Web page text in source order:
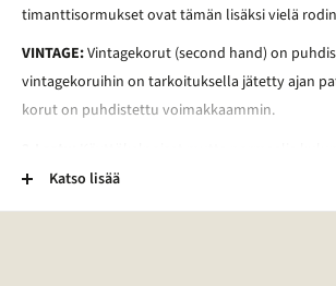
timanttisormukset ovat tämän lisäksi vielä
VINTAGE:Vintagekorut (second hand) on
vintagekoruihin on tarkoituksella jätetty ajan
korut on puhdistettu voimakkaammin.
Esineessä voi esimerkiksi olla kaiverrus,
tummentuma. Pronssikoruissa voi esimerkiksi
Katso lisää